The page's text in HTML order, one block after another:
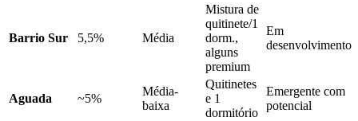
Barrio Sur 5,5% Média
Mistura de
quitinete/1
dorm.,
alguns
premium
Em
desenvolvimento
Aguada ~5%
Média-
baixa
Quitinetes
e 1
dormitório
Emergente com
potencial